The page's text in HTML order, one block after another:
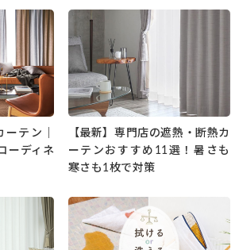
ーテン｜
ーディネ
【最新】専門店の遮熱・断熱カ
ーテンおすすめ11選！暑さも
寒さも1枚で対策